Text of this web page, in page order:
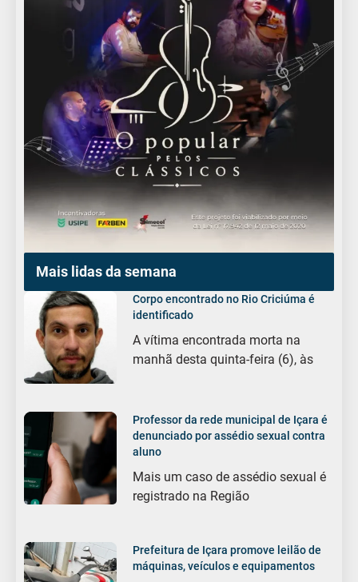
Mais lidas da semana
Corpo encontrado no Rio Criciúma é
identificado
A vítima encontrada morta na
manhã desta quinta-feira (6), às
Professor da rede municipal de Içara é
denunciado por assédio sexual contra
aluno
Mais um caso de assédio sexual é
registrado na Região
Prefeitura de Içara promove leilão de
máquinas, veículos e equipamentos